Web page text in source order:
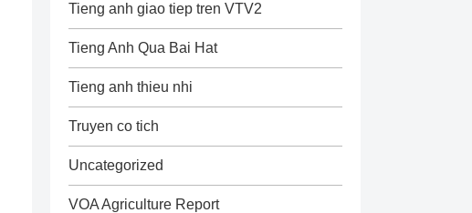
Tieng anh giao tiep tren VTV2
Tieng Anh Qua Bai Hat
Tieng anh thieu nhi
Truyen co tich
Uncategorized
VOA Agriculture Report